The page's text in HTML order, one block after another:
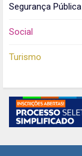
Segurança Pública
Social
Turismo